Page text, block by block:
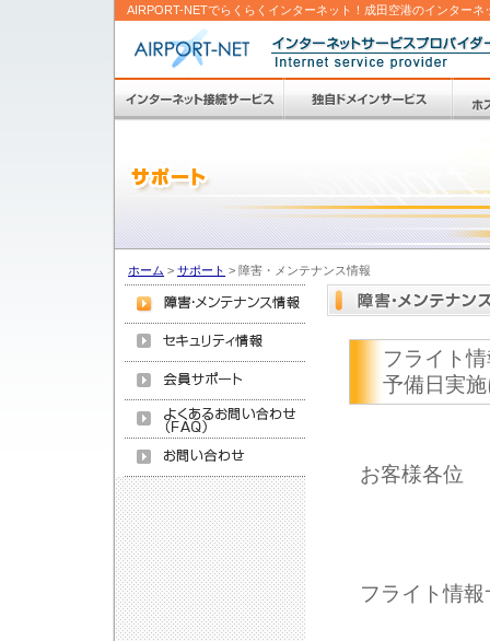
AIRPORT-NETでらくらくインターネット！成田空港のインターネ
ホーム > サポート > 障害・メンテナンス情報
フライト
予備日実
お客様各位
フライト情